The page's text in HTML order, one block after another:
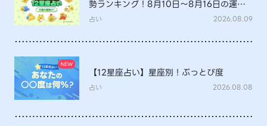
勢ランキング！8月10日～8月16日の運勢
は？
占い 2026.08.09
【12星座占い】星座別！ぶっとび度
占い 2026.08.08